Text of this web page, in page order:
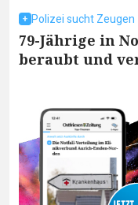
Polizei sucht Zeugen
79-Jährige in
beraubt und